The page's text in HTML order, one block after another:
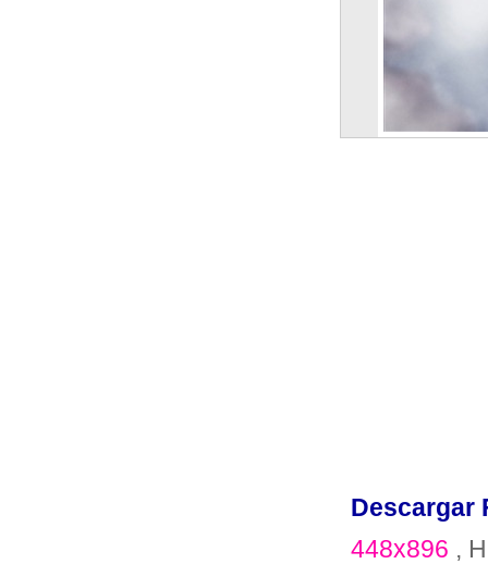
Descargar
448x896 ,